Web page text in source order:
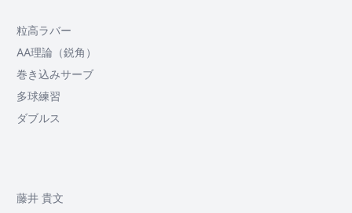
粒高ラバー
AA理論（鋭角）
巻き込みサーブ
多球練習
ダブルス
藤井 貴文